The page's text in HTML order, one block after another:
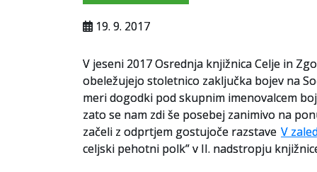
19. 9. 2017
V jeseni 2017 Osrednja knjižnica Celje in
obeležujejo stoletnico zaključka bojev na
meri dogodki pod skupnim imenovalcem
zato se nam zdi še posebej zanimivo na
začeli z odprtjem gostujoče razstave V
celjski pehotni polk” v II. nadstropju